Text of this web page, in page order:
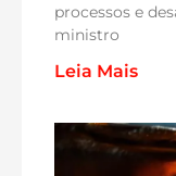
processos e
ministro
Leia Mais